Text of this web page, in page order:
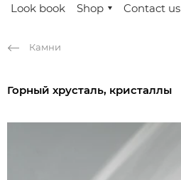
Look book Shop Contact us
Камни
Горный хрусталь, кристаллы